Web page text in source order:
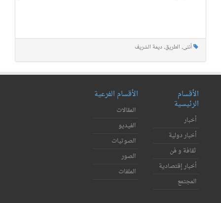
أنثى, الطريق, ديمة الشريف
الأقسام
الرئيسية
أخبار
أخبار دولية
ثقافة و فن
أخبار إقتصادية
المجتمع
الأقسام الفرعية
المقالات
الفيديو
الصوتيات
الصور
الملفات